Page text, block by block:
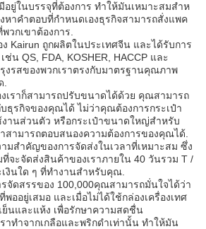
มีอยู่ในบรรจุที่ต้องการ ทําให้มันเหมาะสมสําห
หาคําตอบที่กําหนดเองธุรกิจสามารถสั่งแพค
วกเขาต้องการ.
ง Kairun ถูกผลิตในประเทศจีน และได้รับการ
ช่น QS, FDA, KOSHER, HACCP และ
รุงรสของพวกเราตรงกับมาตรฐานคุณภาพ
งเราก็สามารถปรับขนาดได้ด้วย คุณสามารถ
ธุรกิจของคุณได้ ไม่ว่าคุณต้องการกระเป๋า
านส่วนตัว หรือกระเป๋าขนาดใหญ่สําหรับ
สามารถตอบสนองความต้องการของคุณได้.
ามสําคัญของการจัดส่งในเวลาที่เหมาะสม ซึ่ง
ที่จะจัดส่งสินค้าของเราภายใน 40 วันรวม T /
งินใด ๆ ที่ทํางานสําหรับคุณ.
จัดสรรของ 100,000คุณสามารถมั่นใจได้ว่า
ออยู่เสมอ และเมื่อไม่ได้ใช้กล่องเครื่องเทศ
ย็นและแห้ง เพื่อรักษาความสดชื่น
ราทําจากเกลือและพริกดําเท่านั้น ทําให้มัน